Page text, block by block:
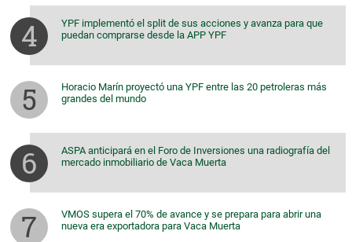
YPF implementó el split de sus acciones y avanza para que
puedan comprarse desde la APP YPF
Horacio Marín proyectó una YPF entre las 20 petroleras más
grandes del mundo
ASPA anticipará en el Foro de Inversiones una radiografía del
mercado inmobiliario de Vaca Muerta
VMOS supera el 70% de avance y se prepara para abrir una
nueva era exportadora para Vaca Muerta